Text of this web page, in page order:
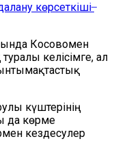
көрсеткіші
Косовомен
келісімге, ал
күштерінің
да көрме
кездесулер